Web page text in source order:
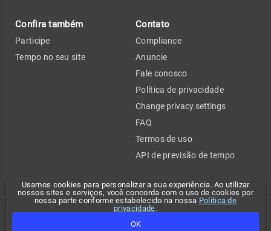
Usamos cookies para personalizar a sua experiência. Ao utilizar
nossos sites e serviços, você concorda com o uso de cookies por
nossa parte conforme estabelecido na nossa Política de
privacidade.
OK
Confira também
Participe
Tempo no seu site
Contato
Compliance
Anuncie
Fale conosco
Política de privacidade
Change privacy settings
FAQ
Termos de uso
API de previsão de tempo
Copyright 2026 - Climatempo. Todos os direitos reservados.